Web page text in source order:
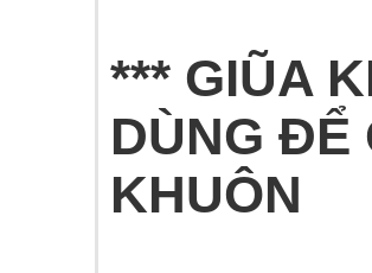
*** GIŨA
DÙNG ĐỂ
KHUÔN